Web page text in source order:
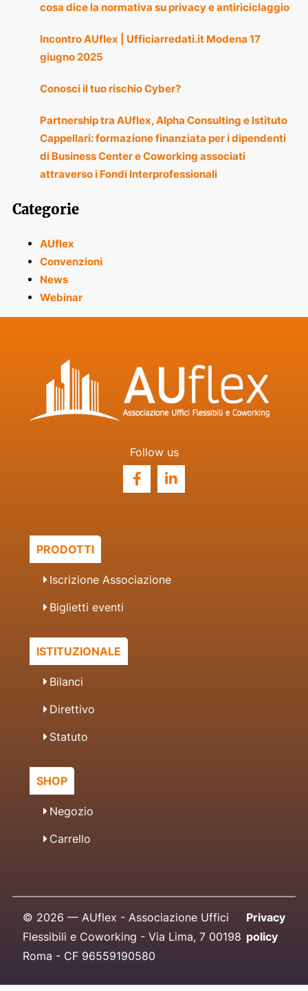
cosa dice la normativa su privacy e antiriciclaggio
Incontro AUflex | Ufficiarredati.it Modena 17
giugno 2025
Conosci il tuo rischio Cyber?
Partnership tra AUflex, Alpha Consulting e Istituto
Cappellari: formazione finanziata per i dipendenti
di Business Center e Coworking associati
attraverso i Fondi Interprofessionali
Categorie
AUflex
Convenzioni
News
Webinar
Follow us
PRODOTTI
Iscrizione Associazione
Biglietti eventi
ISTITUZIONALE
Bilanci
Direttivo
Statuto
SHOP
Negozio
Carrello
© 2026 — AUflex - Associazione Uffici
Flessibili e Coworking - Via Lima, 7 00198
Roma - CF 96559190580
Privacy
policy